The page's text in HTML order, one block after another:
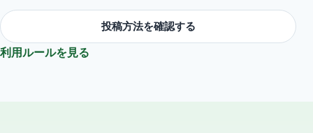
投稿方法を確認する
利用ルールを見る